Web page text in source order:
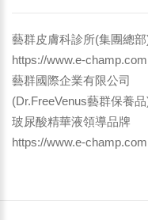
藝群皮膚科診所(集團總部
https://www.e-
藝群國際企業有限公司
(Dr.FreeVenus藝群保養品
玻尿酸精華液領導品牌
https://www.e-